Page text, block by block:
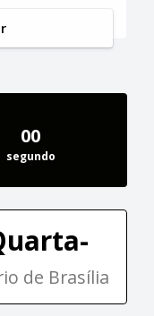
00
segundo
de Brasília